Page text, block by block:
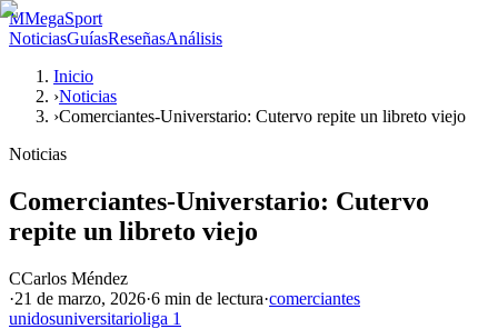
MMegaSport
NoticiasGuíasReseñasAnálisis
Inicio
›Noticias
›Comerciantes-Universtario: Cutervo repite un libreto viejo
Noticias
Comerciantes-Universtario: Cutervo
repite un libreto viejo
CCarlos Méndez
·21 de marzo, 2026·6 min de lectura·comerciantes
unidosuniversitarioliga 1